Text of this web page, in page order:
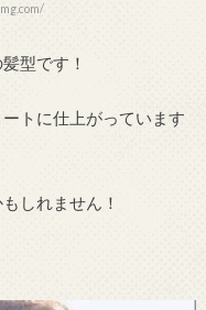
型です！
トに仕上がっています
しれません！